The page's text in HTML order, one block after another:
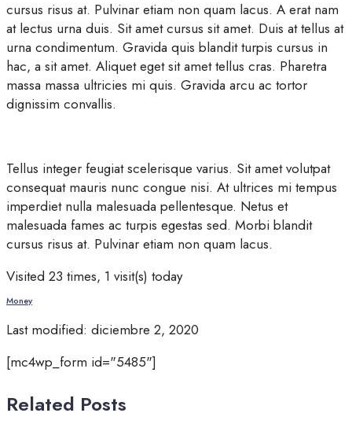
cursus risus at. Pulvinar etiam non quam lacus. A erat nam
at lectus urna duis. Sit amet cursus sit amet. Duis at tellus at
urna condimentum. Gravida quis blandit turpis cursus in
hac, a sit amet. Aliquet eget sit amet tellus cras. Pharetra
massa massa ultricies mi quis. Gravida arcu ac tortor
dignissim convallis.
Tellus integer feugiat scelerisque varius. Sit amet volutpat
consequat mauris nunc congue nisi. At ultrices mi tempus
imperdiet nulla malesuada pellentesque. Netus et
malesuada fames ac turpis egestas sed. Morbi blandit
cursus risus at. Pulvinar etiam non quam lacus.
Visited 23 times, 1 visit(s) today
Money
Last modified: diciembre 2, 2020
[mc4wp_form id="5485"]
Related Posts